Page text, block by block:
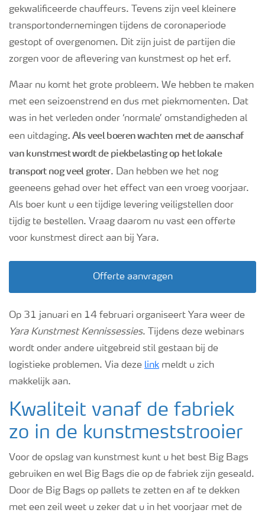
gekwalificeerde chauffeurs. Tevens zijn veel kleinere
transportondernemingen tijdens de coronaperiode
gestopt of overgenomen. Dit zijn juist de partijen die
zorgen voor de aflevering van kunstmest op het erf.
Maar nu komt het grote probleem. We hebben te maken
met een seizoenstrend en dus met piekmomenten. Dat
was in het verleden onder ‘normale’ omstandigheden al
een uitdaging. Als veel boeren wachten met de aanschaf
van kunstmest wordt de piekbelasting op het lokale
transport nog veel groter. Dan hebben we het nog
geeneens gehad over het effect van een vroeg voorjaar.
Als boer kunt u een tijdige levering veiligstellen door
tijdig te bestellen. Vraag daarom nu vast een offerte
voor kunstmest direct aan bij Yara.
Offerte aanvragen
Op 31 januari en 14 februari organiseert Yara weer de
Yara Kunstmest Kennissessies. Tijdens deze webinars
wordt onder andere uitgebreid stil gestaan bij de
logistieke problemen. Via deze link meldt u zich
makkelijk aan.
Kwaliteit vanaf de fabriek
zo in de kunstmeststrooier
Voor de opslag van kunstmest kunt u het best Big Bags
gebruiken en wel Big Bags die op de fabriek zijn geseald.
Door de Big Bags op pallets te zetten en af te dekken
met een zeil weet u zeker dat u in het voorjaar met de